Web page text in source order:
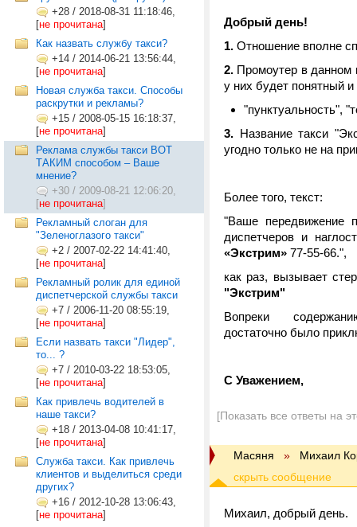
+28 / 2018-08-31 11:18:46,
[не прочитана]
Как назвать службу такси?
+14 / 2014-06-21 13:56:44,
[не прочитана]
Новая служба такси. Способы
раскрутки и рекламы?
+15 / 2008-05-15 16:18:37,
[не прочитана]
Реклама службы такси ВОТ
ТАКИМ способом – Ваше
мнение?
+30 / 2009-08-21 12:06:20,
[не прочитана]
Рекламный слоган для
"Зеленоглазого такси"
+2 / 2007-02-22 14:41:40,
[не прочитана]
Рекламный ролик для единой
диспетчерской службы такси
+7 / 2006-11-20 08:55:19,
[не прочитана]
Если назвать такси "Лидер",
то... ?
+7 / 2010-03-22 18:53:05,
[не прочитана]
Как привлечь водителей в
наше такси?
+18 / 2013-04-08 10:41:17,
[не прочитана]
Служба такси. Как привлечь
клиентов и выделиться среди
других?
+16 / 2012-10-28 13:06:43,
[не прочитана]
Добрый день!
1. Отношение вполне
2. Промоутер в данном
у них будет понятный
"пунктуальность",
3. Название такси
угодно только не на
Более того, текст:
"Ваше передвижение
диспетчеров и
«Экстрим» 77-55-66.",
как раз, вызывает
"Экстрим"
Вопреки
достаточно было
С Уважением,
[Показать все ответы на
Масяня » Михаил
Михаил, добрый день.